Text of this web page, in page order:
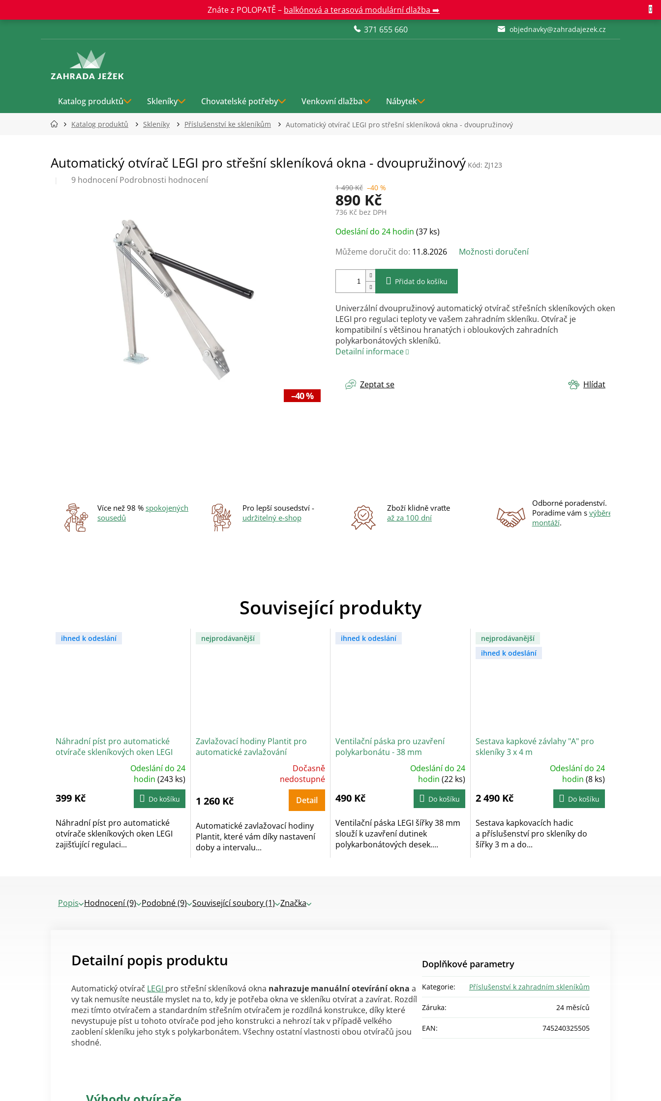
obsah
Znáte z POLOPATĚ – balkónová a terasová modulární dlažba ➡️
371 655 660
objednavky@zahradajezek.cz
Katalog produktů Skleníky Chovatelské potřeby Venkovní dlažba Nábytek
Katalog produktů Skleníky Příslušenství ke skleníkům Automatický otvírač LEGI pro střešní skleníková okna - dvoupružinový
Automatický otvírač LEGI pro střešní skleníková okna - dvoupružinový Kód: ZJ123
Průměrné
hodnocení
9 hodnocení Podrobnosti hodnocení
–40 %
1 490 Kč –40 %
890 Kč
736 Kč bez DPH
Měrná
cena:
Odeslání do 24 hodin (37 ks)
Můžeme doručit do: 11.8.2026 Možnosti doručení
Přidat do košíku
Univerzální dvoupružinový automatický otvírač střešních skleníkových oken
LEGI pro regulaci teploty ve vašem zahradním skleníku. Otvírač je
kompatibilní s většinou hranatých i obloukových zahradních
polykarbonátových skleníků.
Detailní informace
Zeptat se Hlídat
Více než 98 % spokojených
sousedů
Pro lepší sousedství -
udržitelný e-shop
Zboží klidně vraťte
až za 100 dní
Odborné poradenství.
Poradíme vám s výběrem
montáží.
Související produkty
ihned k odeslání
Náhradní píst pro automatické
otvírače skleníkových oken LEGI
5,0
z
Odeslání do 24
hodin (243 ks)
399 Kč Do košíku
Náhradní píst pro automatické
otvírače skleníkových oken LEGI
zajišťující regulaci...
nejprodávanější
Zavlažovací hodiny Plantit pro
automatické zavlažování
5,0
z
Dočasně
nedostupné
1 260 Kč Detail
Automatické zavlažovací hodiny
Plantit, které vám díky nastavení
doby a intervalu...
ihned k odeslání
Ventilační páska pro uzavření
polykarbonátu - 38 mm
4,7
z
Odeslání do 24
hodin (22 ks)
490 Kč Do košíku
Ventilační páska LEGI šířky 38 mm
slouží k uzavření dutinek
polykarbonátových desek....
nejprodávanější
ihned k odeslání
Sestava kapkové závlahy "A" pro
skleníky 3 x 4 m
5,0
z
Odeslání do 24
hodin(8 ks)
2 490 Kč Do košíku
Sestava kapkovacích hadic
a příslušenství pro skleníky do
šířky 3 m a do...
Popis Podobné (9) Související soubory (1)
Hodnocení (9) Značka
Detailní popis produktu
Automatický otvírač LEGI pro střešní skleníková okna nahrazuje manuální otevírání okna a
vy tak nemusíte neustále myslet na to, kdy je potřeba okna ve skleníku otvírat a zavírat. Rozdíl
mezi tímto otvíračem a standardním střešním otvíračem je rozdílná konstrukce, díky které
nevystupuje píst u tohoto otvírače pod jeho konstrukci a nehrozí tak v případě velkého
zaoblení skleníku jeho styk s polykarbonátem. Všechny ostatní vlastnosti obou otvíračů jsou
shodné.
Doplňkové parametry
Kategorie: Příslušenství k zahradním skleníkům
Záruka: 24 měsíců
EAN: 745240325505